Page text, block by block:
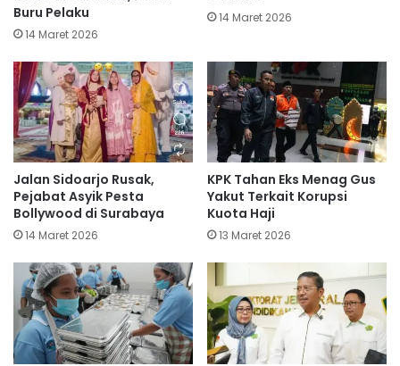
Buru Pelaku
14 Maret 2026
14 Maret 2026
Jalan Sidoarjo Rusak,
Pejabat Asyik Pesta
Bollywood di Surabaya
14 Maret 2026
KPK Tahan Eks Menag Gus
Yakut Terkait Korupsi
Kuota Haji
13 Maret 2026